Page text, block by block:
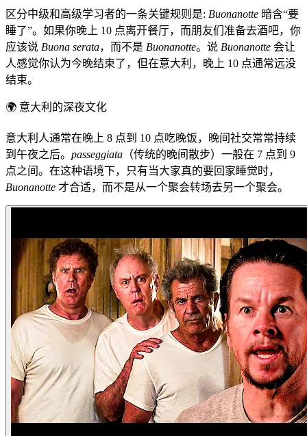
区分中级和高级学习者的一条关键规则是: Buonanotte 暗含“要
睡了”。如果你晚上 10 点离开餐厅，而朋友们准备去酒吧，你
应该说 Buona serata，而不是 Buonanotte。说 Buonanotte 会让
人感觉你认为今晚结束了，但在意大利，晚上 10 点通常远没
结束。
🌍 意大利的深夜文化
意大利人通常在晚上 8 点到 10 点吃晚饭，晚间社交常常持续
到午夜之后。 passeggiata （传统的晚间散步）一般在 7 点到 9
点之间。在这种语境下，只有当大家真的要回家睡觉时，
Buonanotte 才合适，而不是从一个聚会转场去另一个聚会。